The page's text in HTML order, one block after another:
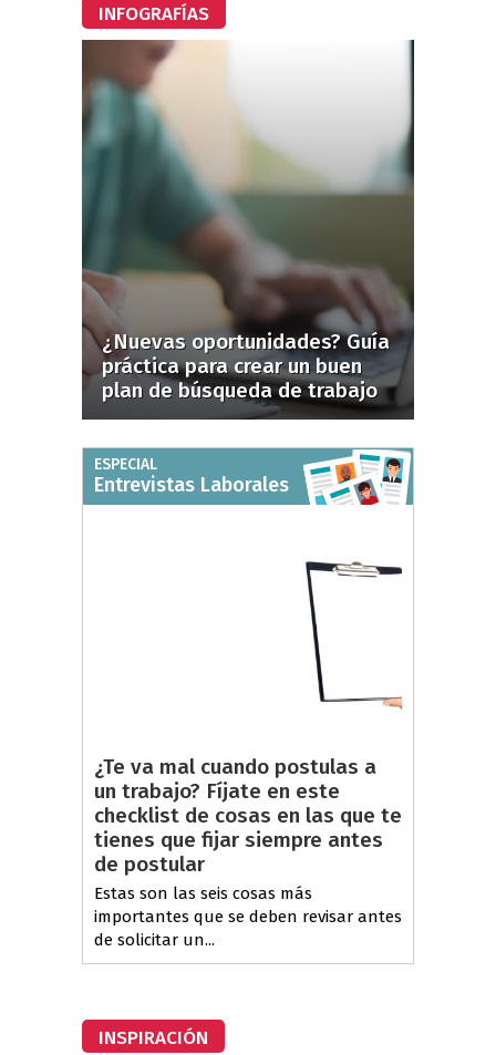
INFOGRAFÍAS
¿Nuevas oportunidades? Guía
práctica para crear un buen
plan de búsqueda de trabajo
ESPECIAL
Entrevistas Laborales
¿Te va mal cuando postulas a
un trabajo? Fíjate en este
checklist de cosas en las que te
tienes que fijar siempre antes
de postular
Estas son las seis cosas más
importantes que se deben revisar antes
de solicitar un...
INSPIRACIÓN